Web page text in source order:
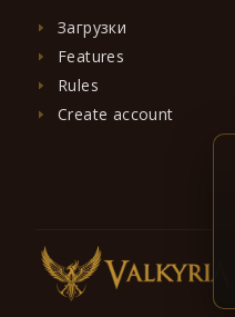
Загрузки
Features
Rules
Create account